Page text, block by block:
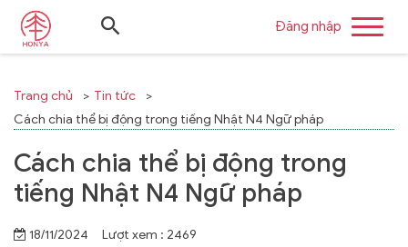
Đăng nhập
Trang chủ
Tin tức
Cách chia thể bị động trong tiếng Nhật N4 Ngữ pháp
Cách chia thể bị động trong
tiếng Nhật N4 Ngữ pháp
18/11/2024 Lượt xem : 2469